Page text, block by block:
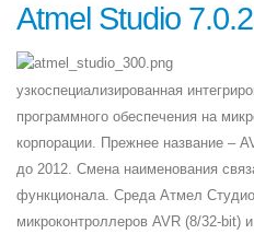
Atmel Studio
узкоспециализированная
программного обеспечения на
корпорации. Прежнее название –
до 2012. Смена наименования
функционала. Среда Атмел
микроконтроллеров AVR (8/32-bit)